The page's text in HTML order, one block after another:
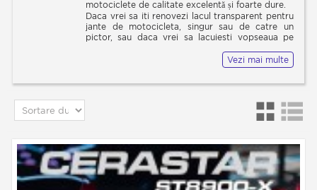
motociclete de calitate excelentă și foarte dure.
Daca vrei sa iti renovezi lacul transparent pentru
jante de motocicleta, singur sau de catre un
pictor, sau daca vrei sa lacuiesti vopseaua pe
transparent pentru jante care exista, atunci va
trebui sa pulverizezi cu produse lichide. Iată
dure care pot fi pulverizate. Sunt produse clasice
de caroserie cu amestecuri de poliester, acril,
vopsele transparente, mate sau lucioase. Este
obligatoriu să lăcuți vopseaua dacă este un „ lat
de bază 1K ”. Numai vopselele 2K nu trebuie
lacuite.
Vezi mai multe